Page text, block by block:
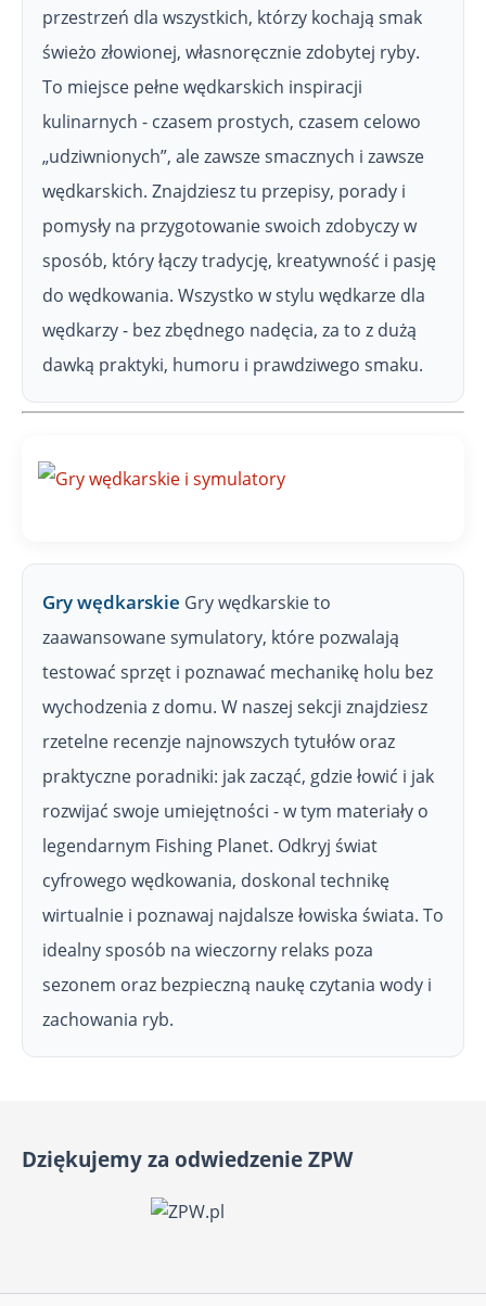
przestrzeń dla wszystkich, którzy kochają smak
świeżo złowionej, własnoręcznie zdobytej ryby.
To miejsce pełne wędkarskich inspiracji
kulinarnych - czasem prostych, czasem celowo
„udziwnionych”, ale zawsze smacznych i zawsze
wędkarskich. Znajdziesz tu przepisy, porady i
pomysły na przygotowanie swoich zdobyczy w
sposób, który łączy tradycję, kreatywność i pasję
do wędkowania. Wszystko w stylu wędkarze dla
wędkarzy - bez zbędnego nadęcia, za to z dużą
dawką praktyki, humoru i prawdziwego smaku.
Gry wędkarskie Gry wędkarskie to
zaawansowane symulatory, które pozwalają
testować sprzęt i poznawać mechanikę holu bez
wychodzenia z domu. W naszej sekcji znajdziesz
rzetelne recenzje najnowszych tytułów oraz
praktyczne poradniki: jak zacząć, gdzie łowić i jak
rozwijać swoje umiejętności - w tym materiały o
legendarnym Fishing Planet. Odkryj świat
cyfrowego wędkowania, doskonal technikę
wirtualnie i poznawaj najdalsze łowiska świata. To
idealny sposób na wieczorny relaks poza
sezonem oraz bezpieczną naukę czytania wody i
zachowania ryb.
Dziękujemy za odwiedzenie ZPW